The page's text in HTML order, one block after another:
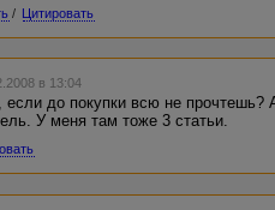
/ Цитировать
в 13:04
если до покупки всю не прочтешь?
У меня там тоже 3 статьи.